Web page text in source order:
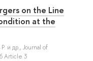
on the Line
at the
и др., Journal of
Article 3